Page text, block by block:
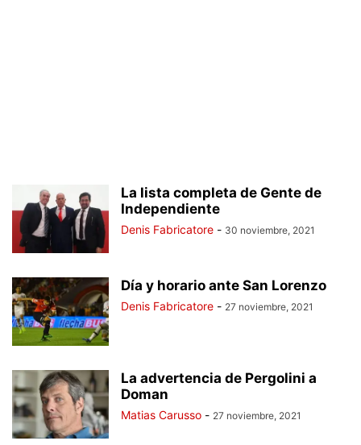
La lista completa de Gente de
Independiente
Denis Fabricatore - 30 noviembre, 2021
Día y horario ante San Lorenzo
Denis Fabricatore - 27 noviembre, 2021
La advertencia de Pergolini a
Doman
Matias Carusso - 27 noviembre, 2021